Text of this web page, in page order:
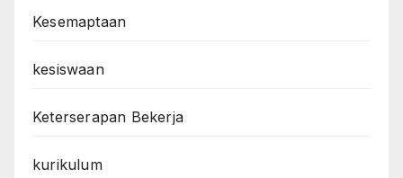
Kesemaptaan
kesiswaan
Keterserapan Bekerja
kurikulum